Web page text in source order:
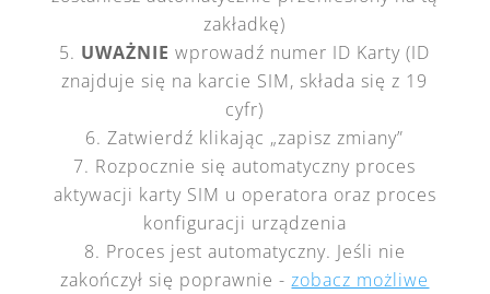
zakładkę)
UWAŻNIE wprowadź numer ID Karty (ID
znajduje się na karcie SIM, składa się z 19
cyfr)
Zatwierdź klikając „zapisz zmiany”
Rozpocznie się automatyczny proces
aktywacji karty SIM u operatora oraz proces
konfiguracji urządzenia
Proces jest automatyczny. Jeśli nie
zakończył się poprawnie -zobacz możliwe